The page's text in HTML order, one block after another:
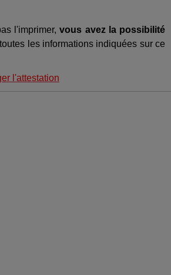
l'imprimer, vous avez la possibilité
les informations indiquées sur ce
l'attestation